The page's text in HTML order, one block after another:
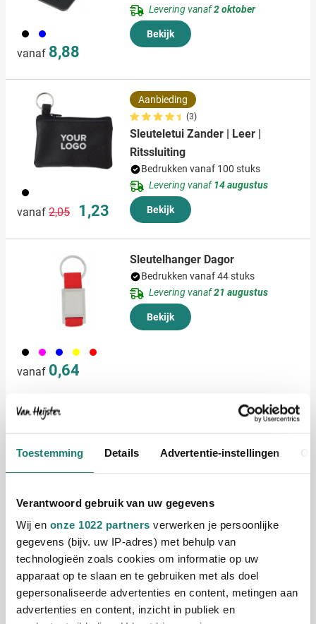
Toestemming Details Advertentie-instellingen
Verantwoord gebruik van uw gegevens
Wij en onze 1022 partners verwerken je persoonlijke
gegevens (bijv. uw IP-adres) met behulp van
technologieën zoals cookies om informatie op uw
apparaat op te slaan en te gebruiken met als doel
gepersonaliseerde advertenties en content, metingen aan
advertenties en content, inzicht in publiek en
001 005
vanaf 8,88
Levering vanaf2 oktober
Bekijk
001
vanaf Normale prijs
2,05 Speciale prijs
1,23
Aanbieding
(3)
Sleuteletui Zander | Leer |
Ritssluiting
Bedrukken vanaf 100 stuks
Levering vanaf14 augustus
Bekijk
001 046 005 006 008
vanaf 0,64
Sleutelhanger Dagor
Bedrukken vanaf 44 stuks
Levering vanaf21 augustus
Bekijk
009
vanaf 0,40
Levering vanaf18 september
Uitverkoop
Gerecyclede Leren
Sleutelhanger Jill